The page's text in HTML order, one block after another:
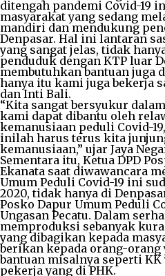
ditengah pandemi Covid-19
masyarakat yang sedang
mandiri dan mendukung
Denpasar. Hal ini lantaran
yang sangat jelas, tidak
penduduk dengan KTP luar
membutuhkan bantuan juga
hanya itu kami juga bekerja
dan Inti Bali.
“Kita sangat bersyukur
kami dapat dibantu oleh
kemanusiaan peduli Covid-
inilah harus terus kita
kemanusiaan,” ujar Jaya
Sementara itu, Ketua DPD
Ekanata saat diwawancara
Umum Peduli Covid-19 ini
2020, tidak hanya di
Posko Dapur Umum Peduli
Ungasan Pecatu. Dalam
memproduksi sebanyak
yang dibagikan kepada
berikan kepada orang-
bantuan misalnya seperti
pekerja yang di PHK.